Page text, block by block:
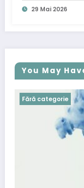
29 Mai 2026
You May
Fără categorie